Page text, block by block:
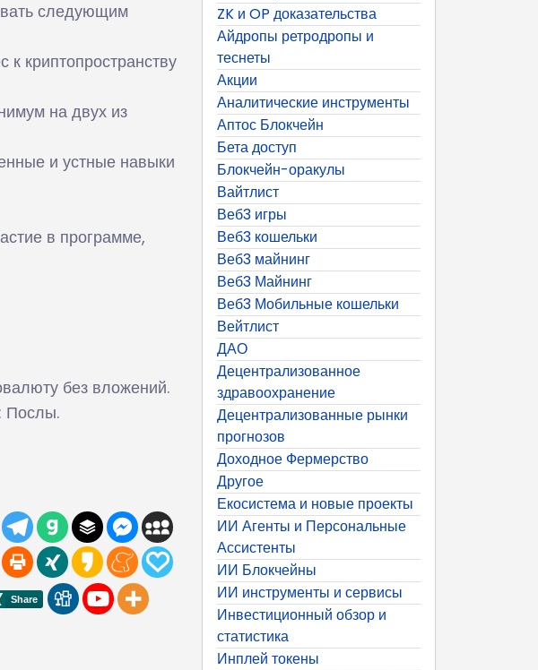
следующим
криптопространству
на двух из
и устные навыки
в программе,
без вложений.
Послы.
ZK и OP доказательства
Айдропы ретродропы и
теснеты
Акции
Аналитические инструменты
Аптос Блокчейн
Бета доступ
Блокчейн-оракулы
Вайтлист
Веб3 игры
Веб3 кошельки
Веб3 майнинг
Веб3 Майнинг
Веб3 Мобильные кошельки
Вейтлист
ДАО
Децентрализованное
здравоохранение
Децентрализованные рынки
прогнозов
Доходное Фермерство
Другое
Екосистема и новые проекты
ИИ Агенты и Персональные
Ассистенты
ИИ Блокчейны
ИИ инструменты и сервисы
Инвестиционный обзор и
статистика
Инплей токены